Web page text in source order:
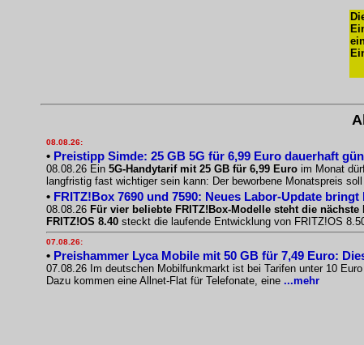
08.08.26:
• Preistipp Simde: 25 GB 5G für 6,99 Euro dauerhaft
08.08.26 Ein 5G-Handytarif mit 25 GB für 6,99 Euro im Monat
langfristig fast wichtiger sein kann: Der beworbene Monatspreis soll
• FRITZ!Box 7690 und 7590: Neues Labor-Update bringt
08.08.26 Für vier beliebte FRITZ!Box-Modelle steht die nächste
FRITZ!OS 8.40 steckt die laufende Entwicklung von FRITZ!OS
07.08.26:
• Preishammer Lyca Mobile mit 50 GB für 7,49 Euro:
07.08.26 Im deutschen Mobilfunkmarkt ist bei Tarifen unter 10
Dazu kommen eine Allnet-Flat für Telefonate, eine ...mehr